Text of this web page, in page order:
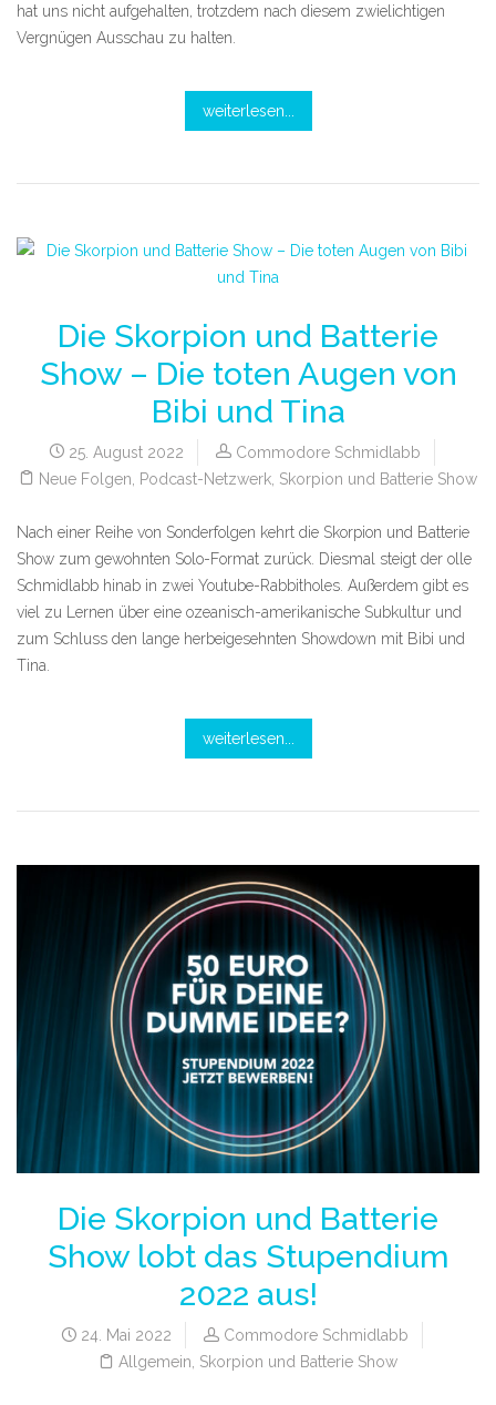
hat uns nicht aufgehalten, trotzdem nach diesem zwielichtigen
Vergnügen Ausschau zu halten.
weiterlesen...
Die Skorpion und Batterie
Show – Die toten Augen von
Bibi und Tina
25. August 2022
Commodore Schmidlabb
Neue Folgen
Podcast-Netzwerk Skorpion und Batterie Show
Nach einer Reihe von Sonderfolgen kehrt die Skorpion und Batterie
Show zum gewohnten Solo-Format zurück. Diesmal steigt der olle
Schmidlabb hinab in zwei Youtube-Rabbitholes. Außerdem gibt es
viel zu Lernen über eine ozeanisch-amerikanische Subkultur und
zum Schluss den lange herbeigesehnten Showdown mit Bibi und
Tina.
weiterlesen...
Die Skorpion und Batterie
Show lobt das Stupendium
2022 aus!
24. Mai 2022
Commodore Schmidlabb
Allgemein, Skorpion und Batterie Show